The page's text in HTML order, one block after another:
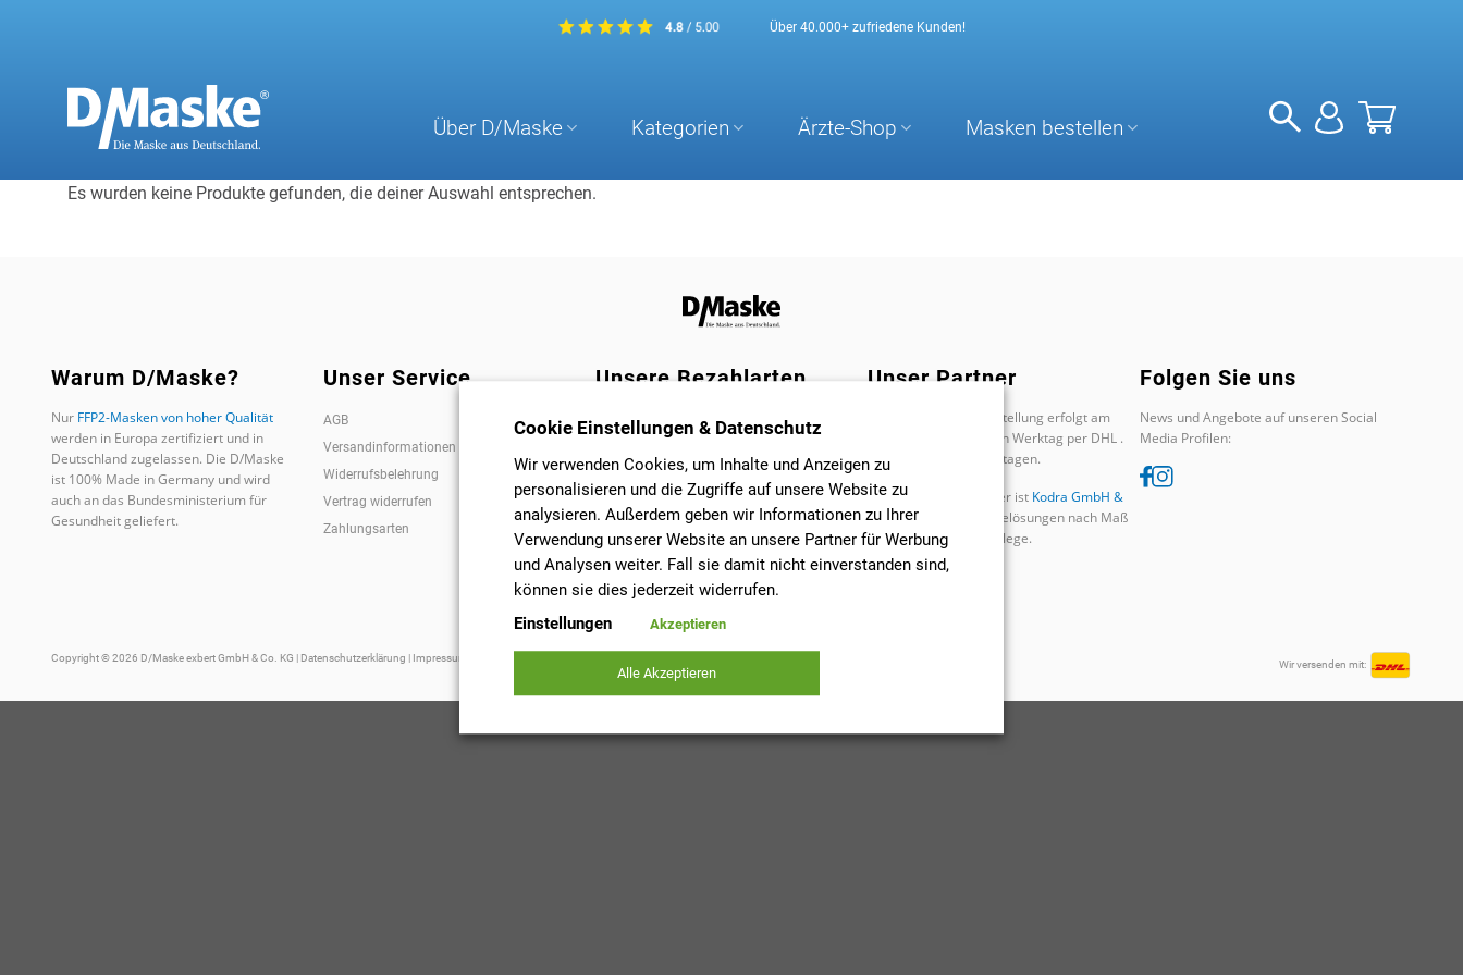
Über 40.000+ zufriedene Kunden!
Über D/Maske Kategorien Ärzte-Shop Masken bestellen
Es wurden keine Produkte gefunden, die deiner Auswahl entsprechen.
Warum D/Maske?
Nur FFP2-Masken von hoher Qualität
werden in Europa zertifiziert und in
Deutschland zugelassen. Die D/Maske
ist 100% Made in Germany und wird
auch an das Bundesministerium für
Gesundheit geliefert.
Unser Service
AGB
Versandinformationen
Widerrufsbelehrung
Vertrag widerrufen
Zahlungsarten
Unsere Bezahlarten
Wir bieten zum Bezahlen die bekannten
und verbreiteten Möglichkeiten über
Kreditkarte, PayPal und für Stammkunden
auch den Rechnungskauf.
Unser Partner
Der Versand Ihrer Bestellung erfolgt am
gleichen oder nächsten Werktag per DHL .
Zustellung in 1-2 Werktagen.
Unser Business Partner ist Kodra GmbH &
Co. KGfür Ihre Hygienelösungen nach Maß
in Krankenhaus und Pflege.
Folgen Sie uns
News und Angebote auf unseren Social
Media Profilen:
Wir versenden mit:
Copyright © 2026 D/Maske exbert GmbH & Co. KG | Datenschutzerklärung | Impressum
Cookie Einstellungen & Datenschutz
Wir verwenden Cookies, um Inhalte und Anzeigen zu
personalisieren und die Zugriffe auf unsere Website zu
analysieren. Außerdem geben wir Informationen zu Ihrer
Verwendung unserer Website an unsere Partner für Werbung
und Analysen weiter. Fall sie damit nicht einverstanden sind,
können sie dies jederzeit widerrufen.
Einstellungen
Akzeptieren
Alle Akzeptieren